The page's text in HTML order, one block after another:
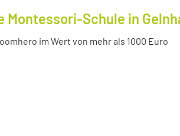
Montessori-Schule in
im Wert von mehr als 1000 Euro